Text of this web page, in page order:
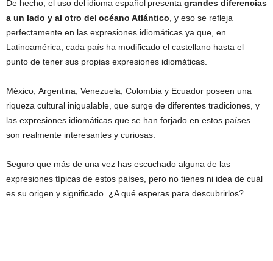
De hecho, el uso del idioma español presenta grandes diferencias
a un lado y al otro del océano Atlántico , y eso se refleja
perfectamente en las expresiones idiomáticas ya que, en
Latinoamérica, cada país ha modificado el castellano hasta el
punto de tener sus propias expresiones idiomáticas.
México, Argentina, Venezuela, Colombia y Ecuador poseen una
riqueza cultural inigualable, que surge de diferentes tradiciones, y
las expresiones idiomáticas que se han forjado en estos países
son realmente interesantes y curiosas.
Seguro que más de una vez has escuchado alguna de las
expresiones típicas de estos países, pero no tienes ni idea de cuál
es su origen y significado. ¿A qué esperas para descubrirlos?